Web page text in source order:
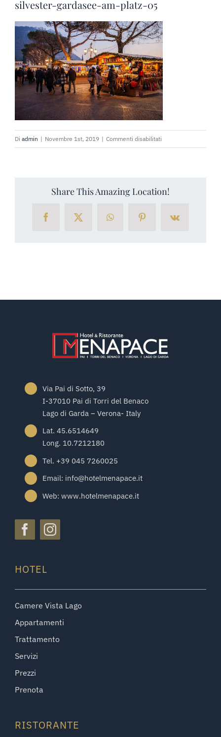
PRENOTA SUBITO
RICHIEDI PREVENTIVO
silvester-gardasee-am-platz-05
Di admin | Novembre 1st, 2019 | Commenti disabilitati
silvester-
Share This Amazing Location!
FacebookX WhatsAppPinterestVk
Via Pai di Sotto, 39
I-37010 Pai di Torri del Benaco
Lago di Garda – Verona- Italy
Lat. 45.6514649
Long. 10.7212180
Tel. +39 045 7260025
Email: info@hotelmenapace.it
Web: www.hotelmenapace.it
HOTEL
Camere Vista Lago
Appartamenti
Trattamento
Servizi
Prezzi
Prenota
RISTORANTE